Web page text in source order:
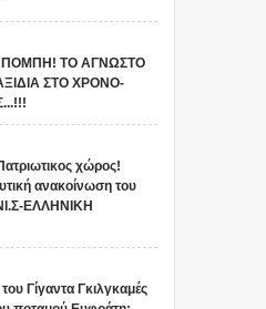
ΤΟ ΑΓΝΩΣΤΟ
ΣΤΟ ΧΡΟΝΟ-
χώρος!
ανακοίνωση του
ΕΛΛΗΝΙΚΗ
Γίγαντα Γκιλγκαμές